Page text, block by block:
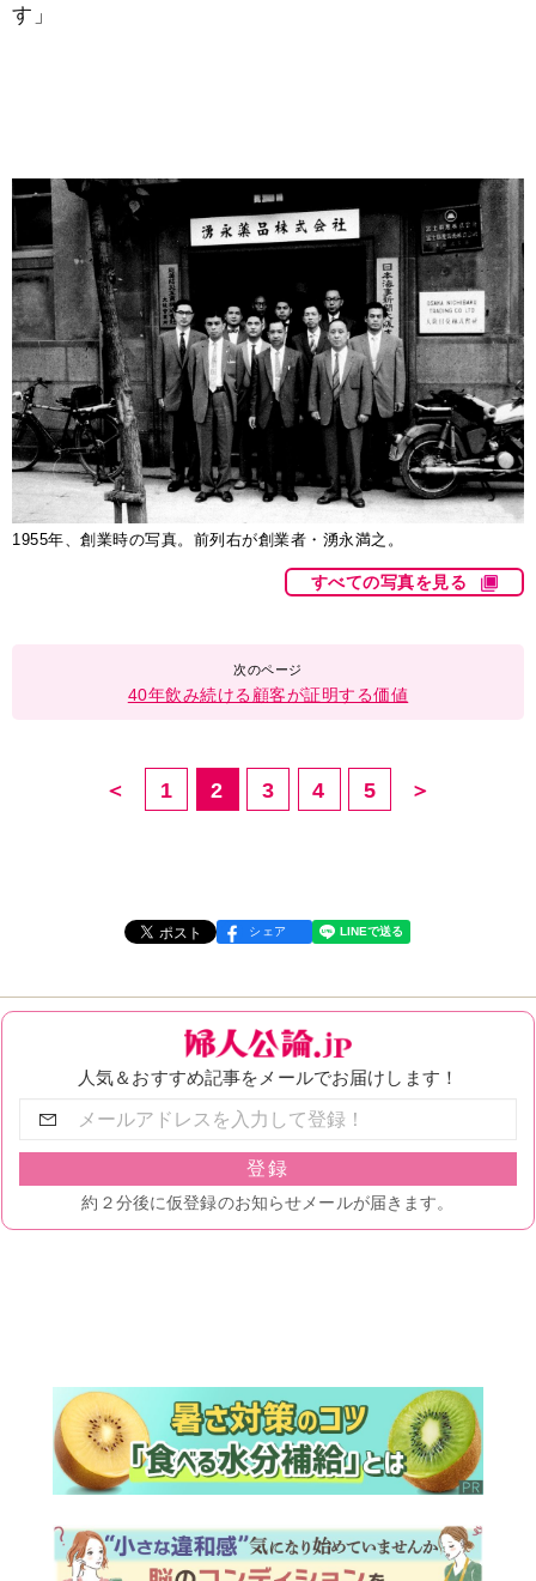
す」
1955年、創業時の写真。前列右が創業者・湧永満之。
すべての写真を見る
40年飲み続ける顧客が証明する価値
＜ 1 2 3 4 5 ＞
シェア